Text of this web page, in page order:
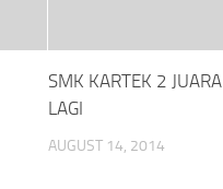
SMK KARTEK 2 JUARA
LAGI
AUGUST 14, 2014